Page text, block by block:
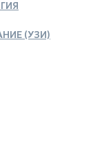
(УЗИ)